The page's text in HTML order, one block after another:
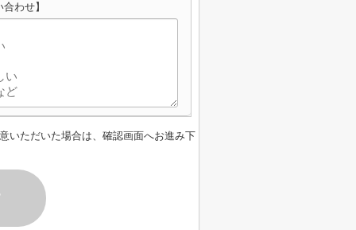
わせ】
いただいた場合は、確認画面へお進み下